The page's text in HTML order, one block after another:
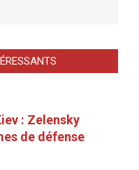
: Zelensky
de défense